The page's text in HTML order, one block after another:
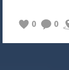
0 0